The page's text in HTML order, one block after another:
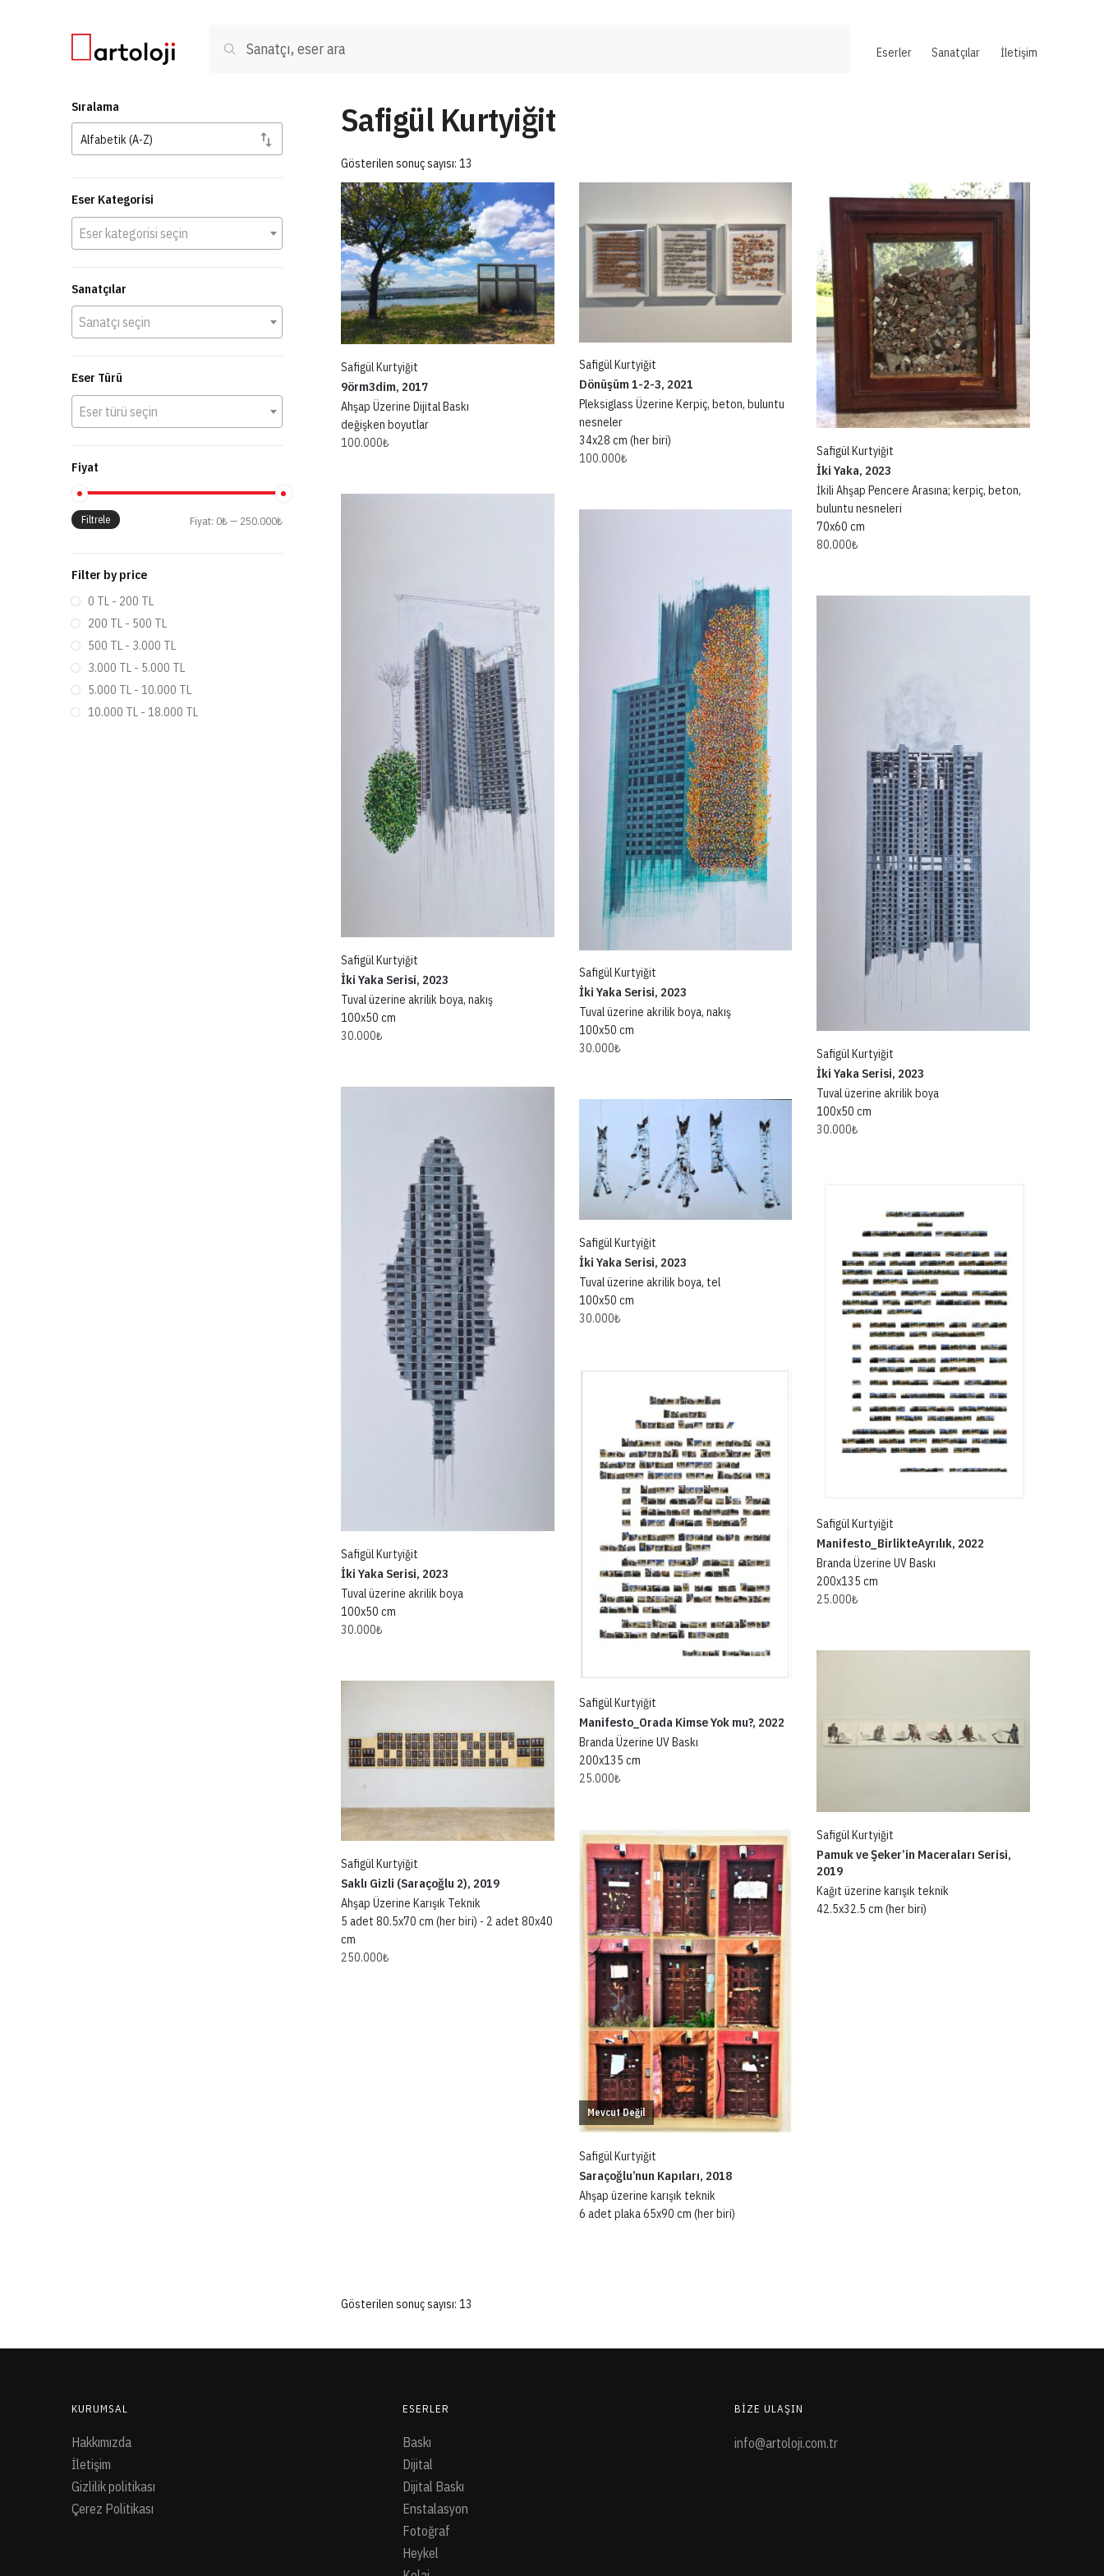
Ara
Eserler Sanatçılar İletişim
Safigül Kurtyiğit
Gösterilen sonuç sayısı: 13
Safigül Kurtyiğit
9örm3dim, 2017
Ahşap Üzerine Dijital Baskı
değişken boyutlar
100.000₺
Safigül Kurtyiğit
Dönüşüm 1-2-3, 2021
Pleksiglass Üzerine Kerpiç, beton, buluntu
nesneler
34x28 cm (her biri)
100.000₺
Safigül Kurtyiğit
İki Yaka, 2023
İkili Ahşap Pencere Arasına; kerpiç, beton,
buluntu nesneleri
70x60 cm
80.000₺
Safigül Kurtyiğit
İki Yaka Serisi, 2023
Tuval üzerine akrilik boya, nakış
100x50 cm
30.000₺
Safigül Kurtyiğit
İki Yaka Serisi, 2023
Tuval üzerine akrilik boya, nakış
100x50 cm
30.000₺ Safigül Kurtyiğit
İki Yaka Serisi, 2023
Tuval üzerine akrilik boya
100x50 cm
30.000₺
Safigül Kurtyiğit
İki Yaka Serisi, 2023
Tuval üzerine akrilik boya
100x50 cm
30.000₺
Safigül Kurtyiğit
İki Yaka Serisi, 2023
Tuval üzerine akrilik boya, tel
100x50 cm
30.000₺
Safigül Kurtyiğit
Manifesto_BirlikteAyrılık, 2022
Branda Üzerine UV Baskı
200x135 cm
25.000₺
Safigül Kurtyiğit
Manifesto_Orada Kimse Yok mu?, 2022
Branda Üzerine UV Baskı
200x135 cm
25.000₺
Safigül Kurtyiğit
Pamuk ve Şeker’in Maceraları Serisi,
2019
Kağıt üzerine karışık teknik
42.5x32.5 cm (her biri)
Safigül Kurtyiğit
Saklı Gizli (Saraçoğlu 2), 2019
Ahşap Üzerine Karışık Teknik
5 adet 80.5x70 cm (her biri) - 2 adet 80x40
cm
250.000₺
Mevcut Değil
Safigül Kurtyiğit
Saraçoğlu’nun Kapıları, 2018
Ahşap üzerine karışık teknik
6 adet plaka 65x90 cm (her biri)
Gösterilen sonuç sayısı: 13
Sıralama
Eser Kategorisi
Eser kategorisi seçin
Sanatçılar
Sanatçı seçin
Eser Türü
Eser türü seçin
Fiyat
Filtrele Fiyat: 0₺— 250.000₺
Filter by price
0 TL - 200 TL
200 TL - 500 TL
500 TL - 3.000 TL
3.000 TL - 5.000 TL
5.000 TL - 10.000 TL
10.000 TL - 18.000 TL
KURUMSAL
Hakkımızda
İletişim
Gizlilik politikası
Çerez Politikası
ESERLER
Baskı
Dijital
Dijital Baskı
Enstalasyon
Fotoğraf
Heykel
BIZE ULAŞIN
info@artoloji.com.tr